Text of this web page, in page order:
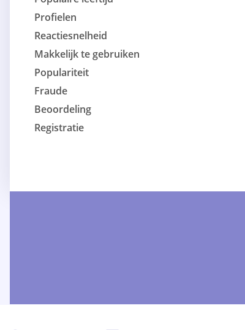
Profielen
Reactiesnelheid
Makkelijk te gebruiken
Populariteit
Fraude
Beoordeling
Registratie